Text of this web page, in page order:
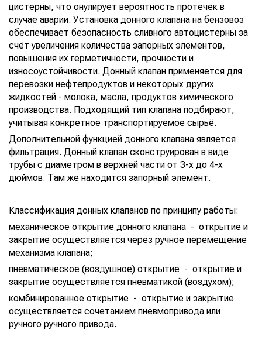
цистерны, что онулирует вероятность протечек в
случае аварии. Установка донного клапана на бензовоз
обеспечивает безопасность сливного автоцистерны за
счёт увеличения количества запорных элементов,
повышения их герметичности, прочности и
износоустойчивости. Донный клапан применяется для
перевозки нефтепродуктов и некоторых других
жидкостей - молока, масла, продуктов химического
производства. Подходящий тип клапана подбирают,
учитывая конкретное транспортируемое сырьё.
Дополнительной функцией донного клапана является
фильтрация. Донный клапан сконструирован в виде
трубы с диаметром в верхней части от 3-х до 4-х
дюймов. Там же находится запорный элемент.
Классификация донных клапанов по принципу работы:
механическое открытие донного клапана - открытие и
закрытие осуществляется через ручное перемещение
механизма клапана;
пневматическое (воздушное) открытие - открытие и
закрытие осуществляется пневматикой (воздухом);
комбинированное открытие - открытие и закрытие
осуществляется сочетанием пневмопривода или
ручного ручного привода.